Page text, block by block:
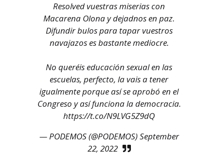
Resolved vuestras miserias con
Macarena Olona y dejadnos en paz.
Difundir bulos para tapar vuestros
navajazos es bastante mediocre.
No queréis educación sexual en las
escuelas, perfecto, la vais a tener
igualmente porque así se aprobó en el
Congreso y así funciona la democracia.
https://t.co/N9LVG5Z9dQ
— PODEMOS (@PODEMOS)September
22, 2022